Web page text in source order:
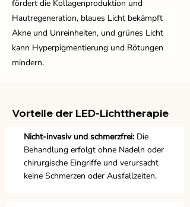
fördert die Kollagenproduktion und
Hautregeneration, blaues Licht bekämpft
Akne und Unreinheiten, und grünes Licht
kann Hyperpigmentierung und Rötungen
mindern.
Vorteile der LED-Lichttherapie
Nicht-invasiv und schmerzfrei: Die
Behandlung erfolgt ohne Nadeln oder
chirurgische Eingriffe und verursacht
keine Schmerzen oder Ausfallzeiten.